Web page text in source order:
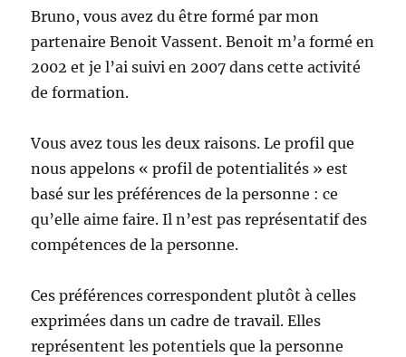
Bruno, vous avez du être formé par mon
partenaire Benoit Vassent. Benoit m’a formé en
2002 et je l’ai suivi en 2007 dans cette activité
de formation.
Vous avez tous les deux raisons. Le profil que
nous appelons « profil de potentialités » est
basé sur les préférences de la personne : ce
qu’elle aime faire. Il n’est pas représentatif des
compétences de la personne.
Ces préférences correspondent plutôt à celles
exprimées dans un cadre de travail. Elles
représentent les potentiels que la personne